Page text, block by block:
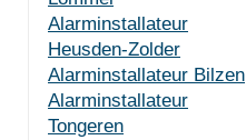
Alarminstallateur
Heusden-Zolder
Alarminstallateur Bilzen
Alarminstallateur
Tongeren